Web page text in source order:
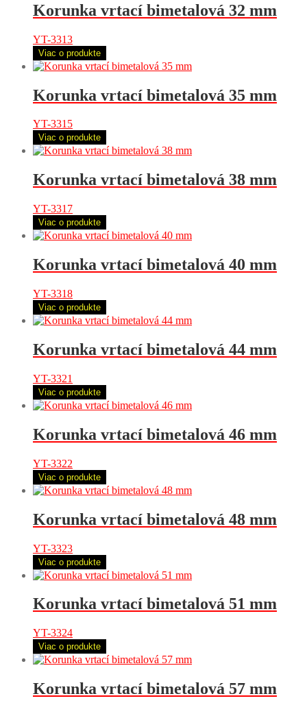
Korunka vrtací bimetalová 32 mm
YT-3313
Viac o produkte
Korunka vrtací bimetalová 35 mm
YT-3315
Viac o produkte
Korunka vrtací bimetalová 38 mm
YT-3317
Viac o produkte
Korunka vrtací bimetalová 40 mm
YT-3318
Viac o produkte
Korunka vrtací bimetalová 44 mm
YT-3321
Viac o produkte
Korunka vrtací bimetalová 46 mm
YT-3322
Viac o produkte
Korunka vrtací bimetalová 48 mm
YT-3323
Viac o produkte
Korunka vrtací bimetalová 51 mm
YT-3324
Viac o produkte
Korunka vrtací bimetalová 57 mm